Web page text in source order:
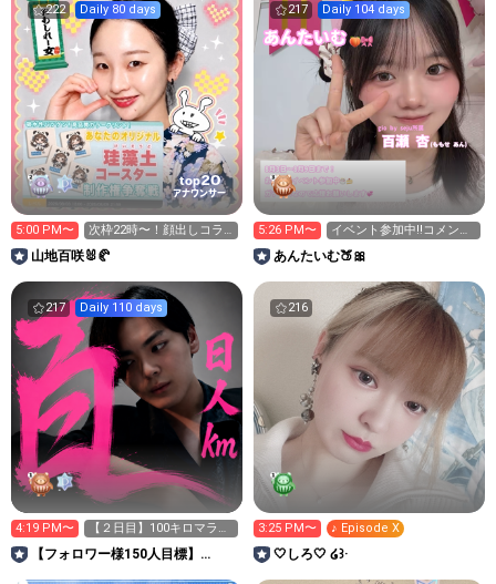
222 Daily 80 days
top20
アナウンサー
5:00 PM〜
次枠22時〜！顔出しコラ
ボでしゅ😍
山地百咲🐰🥐
217 Daily 104 days
5:26 PM〜
イベント参加中‼️コメント
待ってます🍀* ゚
あんたいむ🍑🎀
217 Daily 110 days
4:19 PM〜
【２日目】100キロマラソ
ン頑張りま〜す❤️‍🔥
【フォロワー様150人目標】
216
3:25 PM〜 ♪ Episode X
‎🤍しろ🤍 ໒꒱·